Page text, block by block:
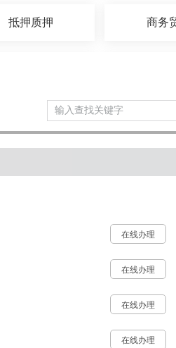
抵押质押 商务
文体教育 知识
公安消防 司法
在线办理
在线办理
在线办理
在线办理